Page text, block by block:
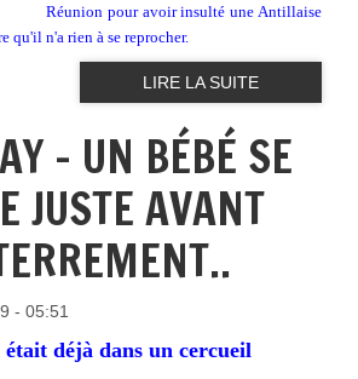
Réunion pour avoir insulté une Antillaise
qu'il n'a rien à se reprocher.
LIRE LA SUITE
- UN BÉBÉ SE
JUSTE AVANT
- 05:51
déjà dans un cercueil